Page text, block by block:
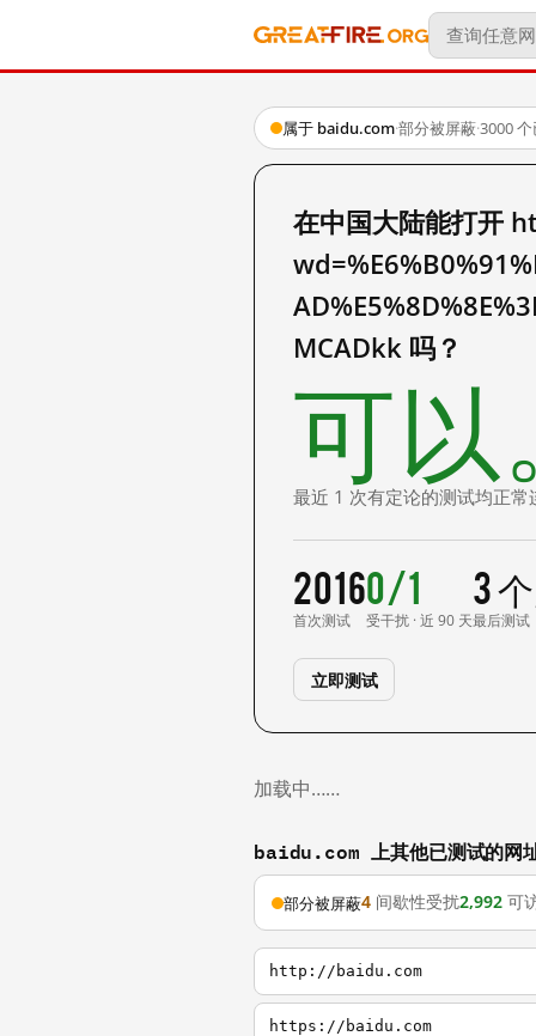
属于 baidu.com·部分被屏蔽·3000
在中国大陆能打开
MCADkk 吗？
可以
最近 1 次有定论的测试均正常
2016
首次测试
0/1
受干扰 · 近 90 天
3
最后测试
立即测试
加载中……
baidu.com 上其他已测试的网
部分被屏蔽4 间歇性受扰2,992 可
http://baidu.com
https://baidu.com